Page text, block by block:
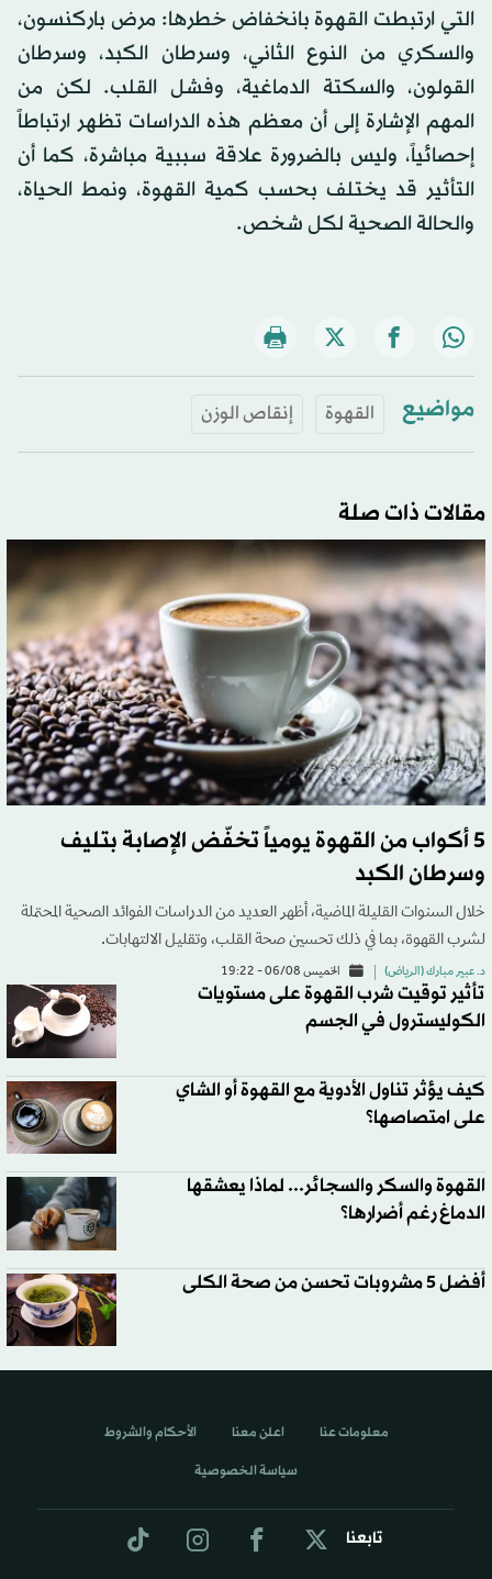
التي ارتبطت القهوة بانخفاض خطرها: مرض باركنسون،
والسكري من النوع الثاني، وسرطان الكبد، وسرطان
القولون، والسكتة الدماغية، وفشل القلب. لكن من
المهم الإشارة إلى أن معظم هذه الدراسات تظهر ارتباطاً
إحصائياً، وليس بالضرورة علاقة سببية مباشرة، كما أن
التأثير قد يختلف بحسب كمية القهوة، ونمط الحياة،
والحالة الصحية لكل شخص.
مواضيع القهوة إنقاص الوزن
مقالات ذات صلة
5 أكواب من القهوة يومياً تخفّض الإصابة بتليف
وسرطان الكبد
خلال السنوات القليلة الماضية، أظهر العديد من الدراسات الفوائد الصحية المحتملة
لشرب القهوة، بما في ذلك تحسين صحة القلب، وتقليل الالتهابات.
د. عبير مبارك (الرياض) الخميس 06/08 - 19:22
تأثير توقيت شرب القهوة على مستويات
الكوليسترول في الجسم
كيف يؤثر تناول الأدوية مع القهوة أو الشاي
على امتصاصها؟
القهوة والسكر والسجائر... لماذا يعشقها
الدماغ رغم أضرارها؟
أفضل 5 مشروبات تحسن من صحة الكلى
تابعنا
معلومات عنا اعلن معنا الأحكام والشروط
سياسة الخصوصية